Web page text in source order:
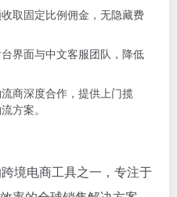
收取固定比例佣金，无隐藏费
台界面与中文客服团队，降低
流商深度合作，提供上门揽
方案。
境电商工具之一，专注于